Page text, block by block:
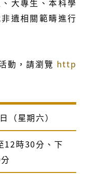
大專生、本科學
遺相關範疇進行
動，請瀏覽 http
（星期六）
12時30分、下